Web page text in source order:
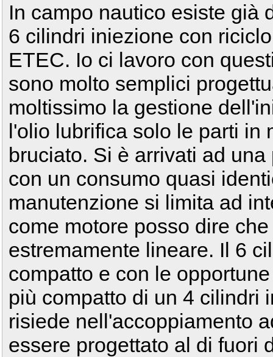
In campo nautico esiste già
6 cilindri iniezione con
ETEC. Io ci lavoro con
sono molto semplici
moltissimo la gestione
l'olio lubrifica solo le parti in
bruciato. Si è arrivati ad
con un consumo quasi
manutenzione si limita ad
come motore posso dire
estremamente lineare. Il 6
compatto e con le
più compatto di un 4 cilindri
risiede nell'accoppiamento
essere progettato al di fuori